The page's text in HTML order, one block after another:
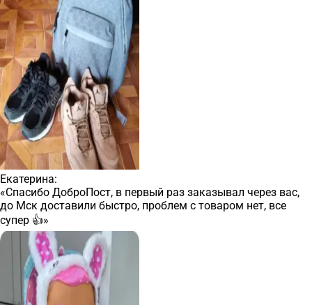
Екатерина:
«Спасибо ДоброПост, в первый раз заказывал через вас,
до Мск доставили быстро, проблем с товаром нет, все
супер 👍»